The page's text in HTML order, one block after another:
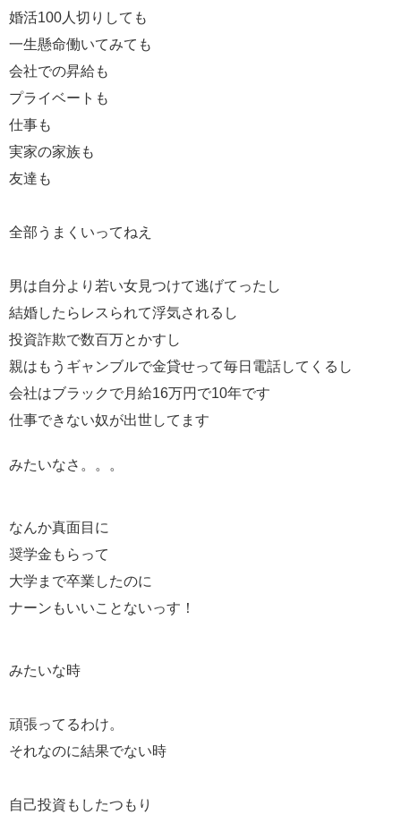
婚活100人切りしても
一生懸命働いてみても
会社での昇給も
プライベートも
仕事も
実家の家族も
友達も
全部うまくいってねえ
男は自分より若い女見つけて逃げてったし
結婚したらレスられて浮気されるし
投資詐欺で数百万とかすし
親はもうギャンブルで金貸せって毎日電話してくるし
会社はブラックで月給16万円で10年です
仕事できない奴が出世してます
みたいなさ。。。
なんか真面目に
奨学金もらって
大学まで卒業したのに
ナーンもいいことないっす！
みたいな時
頑張ってるわけ。
それなのに結果でない時
自己投資もしたつもり